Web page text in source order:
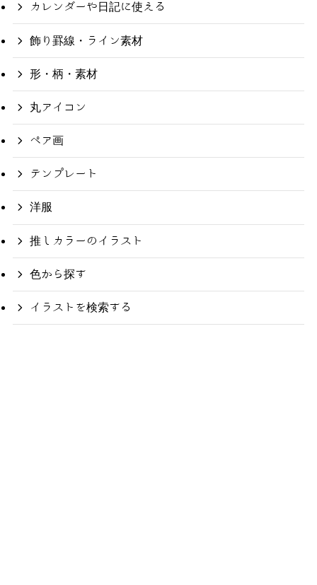
カレンダーや日記に使える
飾り罫線・ライン素材
形・柄・素材
丸アイコン
ペア画
テンプレート
洋服
推しカラーのイラスト
色から探す
イラストを検索する